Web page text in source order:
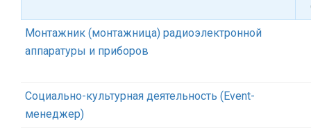
Монтажник (монтажница) радиоэлектронной
аппаратуры и приборов
Социально-культурная деятельность (Event-
менеджер)